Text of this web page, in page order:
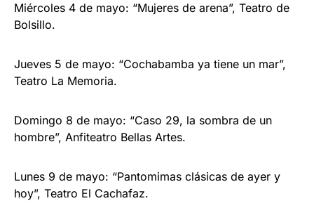
Miércoles 4 de mayo: “Mujeres de arena”, Teatro de
Bolsillo.
Jueves 5 de mayo: “Cochabamba ya tiene un mar”,
Teatro La Memoria.
Domingo 8 de mayo: “Caso 29, la sombra de un
hombre”, Anfiteatro Bellas Artes.
Lunes 9 de mayo: “Pantomimas clásicas de ayer y
hoy”, Teatro El Cachafaz.